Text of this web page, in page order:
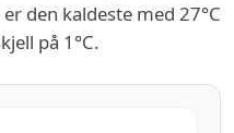
den kaldeste med 27°C
på 1°C.